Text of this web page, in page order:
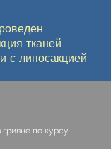
тканей
с липосакцией
гривне по курсу